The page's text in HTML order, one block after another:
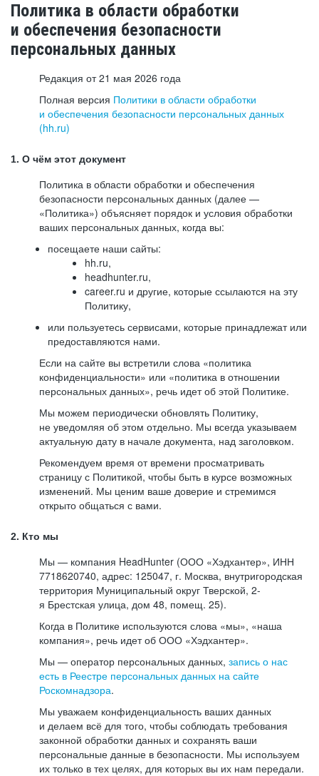
Политика в области обработки
и обеспечения безопасности
персональных данных
Редакция от 21 мая 2026 года
Полная версия Политики в области обработки
и обеспечения безопасности персональных данных
(hh.ru)
1. О чём этот документ
Политика в области обработки и обеспечения
безопасности персональных данных (далее —
«Политика») объясняет порядок и условия обработки
ваших персональных данных, когда вы:
посещаете наши сайты:
hh.ru,
headhunter.ru,
career.ru и другие, которые ссылаются на эту
Политику,
или пользуетесь сервисами, которые принадлежат или
предоставляются нами.
Если на сайте вы встретили слова «политика
конфиденциальности» или «политика в отношении
персональных данных», речь идет об этой Политике.
Мы можем периодически обновлять Политику,
не уведомляя об этом отдельно. Мы всегда указываем
актуальную дату в начале документа, над заголовком.
Рекомендуем время от времени просматривать
страницу с Политикой, чтобы быть в курсе возможных
изменений. Мы ценим ваше доверие и стремимся
открыто общаться с вами.
2. Кто мы
Мы — компания HeadHunter (ООО «Хэдхантер», ИНН
7718620740, адрес: 125047, г. Москва, внутригородская
территория Муниципальный округ Тверской, 2-
я Брестская улица, дом 48, помещ. 25).
Когда в Политике используются слова «мы», «наша
компания», речь идет об ООО «Хэдхантер».
Мы — оператор персональных данных, запись о нас
есть в Реестре персональных данных на сайте
Роскомнадзора.
Мы уважаем конфиденциальность ваших данных
и делаем всё для того, чтобы соблюдать требования
законной обработки данных и сохранять ваши
персональные данные в безопасности. Мы используем
их только в тех целях, для которых вы их нам передали.